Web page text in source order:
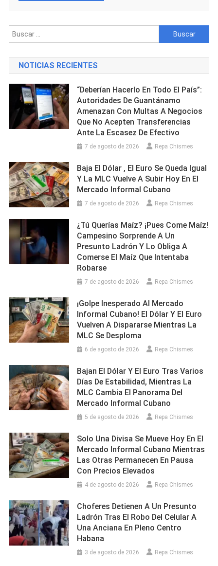
Buscar:
NOTICIAS RECIENTES
“Deberían Hacerlo En Todo El País”:
Autoridades De Guantánamo
Amenazan Con Multas A Negocios
Que No Acepten Transferencias
Ante La Escasez De Efectivo
7 de agosto de 2026 Repa Chismes
Baja El Dólar , El Euro Se Queda Igual
Y La MLC Vuelve A Subir Hoy En El
Mercado Informal Cubano
7 de agosto de 2026 Repa Chismes
¿Tú Querías Maíz? ¡Pues Come Maíz!
Campesino Sorprende A Un
Presunto Ladrón Y Lo Obliga A
Comerse El Maíz Que Intentaba
Robarse
7 de agosto de 2026 Repa Chismes
¡Golpe Inesperado Al Mercado
Informal Cubano! El Dólar Y El Euro
Vuelven A Dispararse Mientras La
MLC Se Desploma
6 de agosto de 2026 Repa Chismes
Bajan El Dólar Y El Euro Tras Varios
Días De Estabilidad, Mientras La
MLC Cambia El Panorama Del
Mercado Informal Cubano
5 de agosto de 2026 Repa Chismes
Solo Una Divisa Se Mueve Hoy En El
Mercado Informal Cubano Mientras
Las Otras Permanecen En Pausa
Con Precios Elevados
4 de agosto de 2026 Repa Chismes
Choferes Detienen A Un Presunto
Ladrón Tras El Robo Del Celular A
Una Anciana En Pleno Centro
Habana
3 de agosto de 2026 Repa Chismes